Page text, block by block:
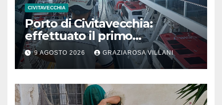
CIVITAVECCHIA
Porto di Civitavecchia:
effettuato il primo
rifornimento di GNL ad una
nave da crociera
9 AGOSTO 2026 GRAZIAROSA VILLANI